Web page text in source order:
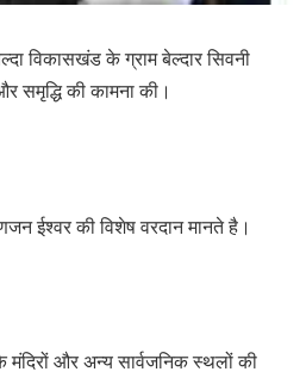
विकासखंड के ग्राम बेल्दार सिवनी
समृद्धि की कामना की।
ईश्वर की विशेष वरदान मानते है।
और अन्य सार्वजनिक स्थलों की